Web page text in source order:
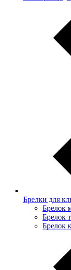
Брелки для
Брелок
Брелок
Брелок